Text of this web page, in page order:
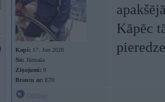
Kopš: 17. Jun 2020
No: Jūrmala
Ziņojumi: 0
Braucu ar: E70
Kāpēc